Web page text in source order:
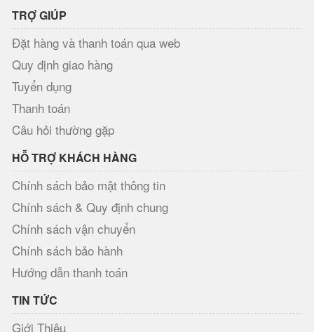
TRỢ GIÚP
Đặt hàng và thanh toán qua web
Quy định giao hàng
Tuyển dụng
Thanh toán
Câu hỏi thường gặp
HỖ TRỢ KHÁCH HÀNG
Chính sách bảo mật thông tin
Chính sách & Quy định chung
Chính sách vận chuyển
Chính sách bảo hành
Hướng dẫn thanh toán
TIN TỨC
Giới Thiệu